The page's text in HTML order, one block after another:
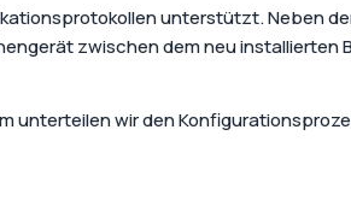
unterstützt. Neben
zwischen dem neu
unterteilen wir den